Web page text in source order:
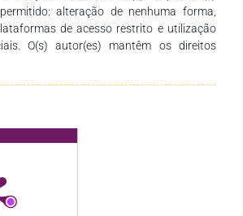
alteração de nenhuma forma,
de acesso restrito e utilização
O(s) autor(es) mantêm os direitos